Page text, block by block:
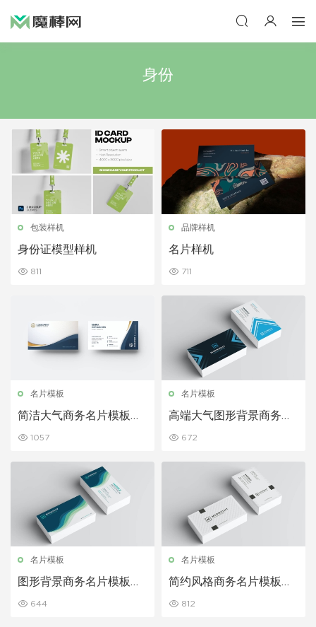
身份
包装样机
身份证模型样机
811
品牌样机
名片样机
711
名片模板
简洁大气商务名片模板下
1057
名片模板
高端大气图形背景商务名
672
名片模板
图形背景商务名片模板下
644
名片模板
简约风格商务名片模板下
812